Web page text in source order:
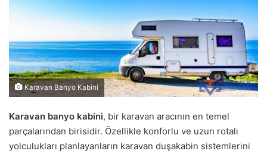
Karavan Banyo Kabini
Karavan banyo kabini, bir karavan aracının en temel
parçalarından birisidir. Özellikle konforlu ve uzun rotalı
yolculukları planlayanların karavan duşakabin sistemlerini